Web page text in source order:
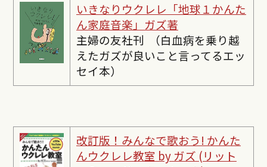
いきなりウクレレ「地球１かんた
ん家庭音楽」ガズ著
主婦の友社刊 （白血病を乗り越
えたガズが良いこと言ってるエッ
セイ本）
改訂版！みんなで歌おう! かんた
んウクレレ教室 by ガズ (リット